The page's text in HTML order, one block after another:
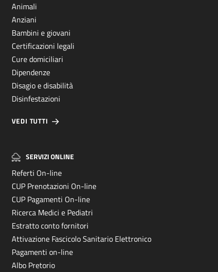
Animali
Anziani
Bambini e giovani
Certificazioni legali
Cure domiciliari
Dipendenze
Disagio e disabilità
Disinfestazioni
VEDI TUTTI
SERVIZI ONLINE
Referti On-line
CUP Prenotazioni On-line
CUP Pagamenti On-line
Ricerca Medici e Pediatri
Estratto conto fornitori
Attivazione Fascicolo Sanitario Elettronico
Pagamenti on-line
Albo Pretorio